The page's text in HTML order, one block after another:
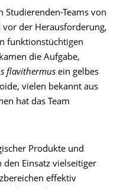
Studierenden-Teams von
vor der Herausforderung,
funktionstüchtigen
die Aufgabe,
flavithermus ein gelbes
vielen bekannt aus
hat das Team
Produkte und
Einsatz vielseitiger
effektiv